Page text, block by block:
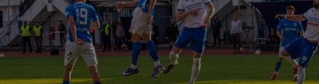
Serie A
Echipe Meciuri Clasament